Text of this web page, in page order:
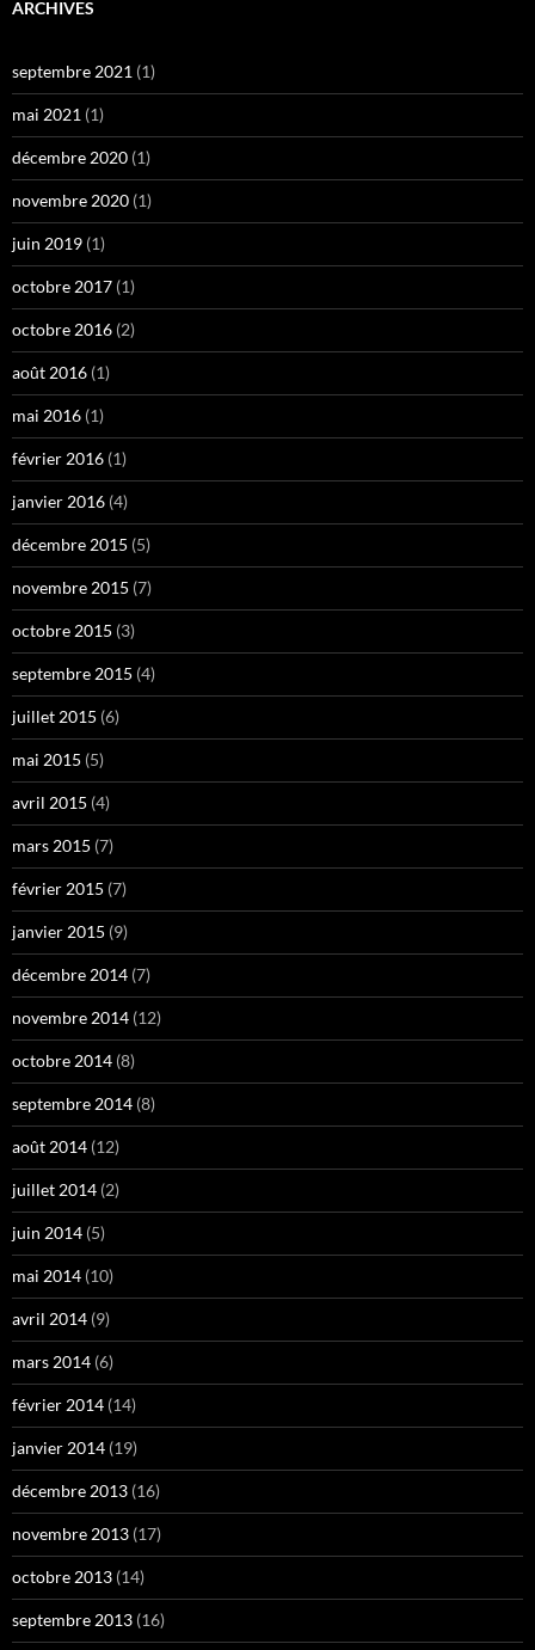
ARCHIVES
septembre 2021 (1)
mai 2021 (1)
décembre 2020 (1)
novembre 2020 (1)
juin 2019 (1)
octobre 2017 (1)
octobre 2016 (2)
août 2016 (1)
mai 2016 (1)
février 2016 (1)
janvier 2016 (4)
décembre 2015 (5)
novembre 2015 (7)
octobre 2015 (3)
septembre 2015 (4)
juillet 2015 (6)
mai 2015 (5)
avril 2015 (4)
mars 2015 (7)
février 2015 (7)
janvier 2015 (9)
décembre 2014 (7)
novembre 2014 (12)
octobre 2014 (8)
septembre 2014 (8)
août 2014 (12)
juillet 2014 (2)
juin 2014 (5)
mai 2014 (10)
avril 2014 (9)
mars 2014 (6)
février 2014 (14)
janvier 2014 (19)
décembre 2013 (16)
novembre 2013 (17)
octobre 2013 (14)
septembre 2013 (16)